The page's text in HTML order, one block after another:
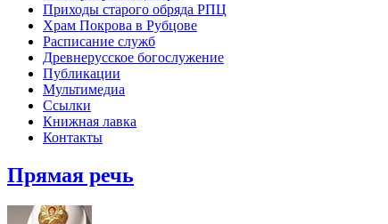
Приходы старого обряда РПЦ
Храм Покрова в Рубцове
Расписание служб
Древнерусское богослужение
Публикации
Мультимедиа
Ссылки
Книжная лавка
Контакты
Прямая речь